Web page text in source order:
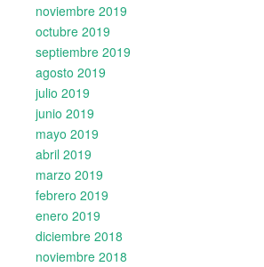
noviembre 2019
octubre 2019
septiembre 2019
agosto 2019
julio 2019
junio 2019
mayo 2019
abril 2019
marzo 2019
febrero 2019
enero 2019
diciembre 2018
noviembre 2018